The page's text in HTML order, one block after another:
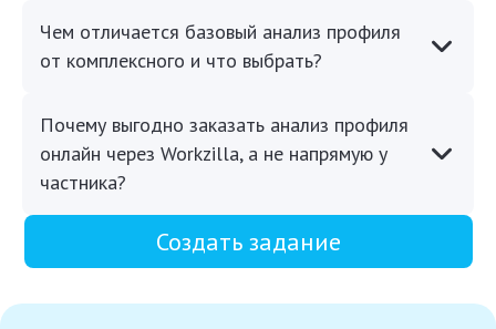
Чем отличается базовый анализ профиля
от комплексного и что выбрать?
Почему выгодно заказать анализ профиля
онлайн через Workzilla, а не напрямую у
частника?
Создать задание